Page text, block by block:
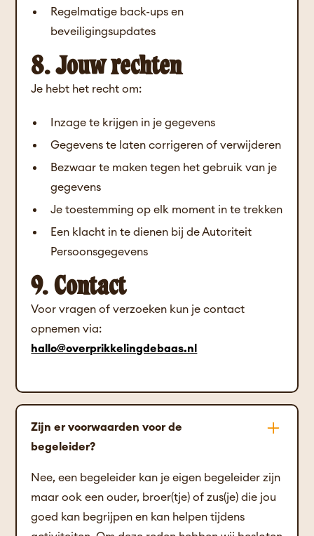
Regelmatige back-ups en
beveiligingsupdates
8. Jouw rechten
Je hebt het recht om:
Inzage te krijgen in je gegevens
Gegevens te laten corrigeren of verwijderen
Bezwaar te maken tegen het gebruik van je
gegevens
Je toestemming op elk moment in te trekken
Een klacht in te dienen bij de Autoriteit
Persoonsgegevens
9. Contact
Voor vragen of verzoeken kun je contact
opnemen via:
hallo@overprikkelingdebaas.nl
Zijn er voorwaarden voor de
begeleider?
Nee, een begeleider kan je eigen begeleider zijn
maar ook een ouder, broer(tje) of zus(je) die jou
goed kan begrijpen en kan helpen tijdens